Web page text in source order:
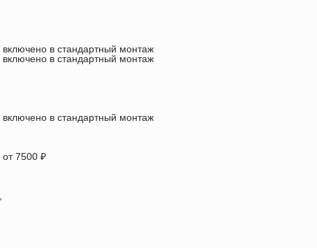
включено в стандартный монтаж
включено в стандартный монтаж
включено в стандартный монтаж
от 7500 ₽